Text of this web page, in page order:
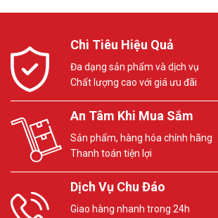
Chi Tiêu Hiệu Quả
Đa dạng sản phẩm và dịch vụ
Chất lượng cao với giá ưu đãi
An Tâm Khi Mua Sắm
Sản phẩm, hàng hóa chính hãng
Thanh toán tiện lợi
Dịch Vụ Chu Đáo
Giao hàng nhanh trong 24h